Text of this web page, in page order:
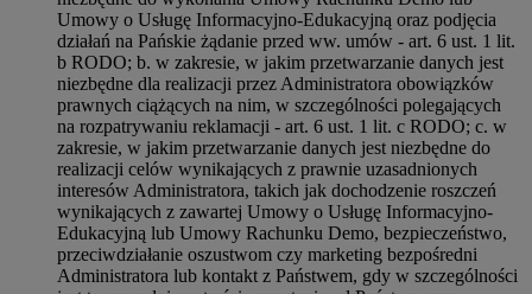
Umowy o Usługę Informacyjno-Edukacyjną oraz podjęcia
działań na Pańskie żądanie przed ww. umów - art. 6 ust. 1 lit.
b RODO; b. w zakresie, w jakim przetwarzanie danych jest
niezbędne dla realizacji przez Administratora obowiązków
prawnych ciążących na nim, w szczególności polegających
na rozpatrywaniu reklamacji - art. 6 ust. 1 lit. c RODO; c. w
zakresie, w jakim przetwarzanie danych jest niezbędne do
realizacji celów wynikających z prawnie uzasadnionych
interesów Administratora, takich jak dochodzenie roszczeń
wynikających z zawartej Umowy o Usługę Informacyjno-
Edukacyjną lub Umowy Rachunku Demo, bezpieczeństwo,
przeciwdziałanie oszustwom czy marketing bezpośredni
Administratora lub kontakt z Państwem, gdy w szczególności